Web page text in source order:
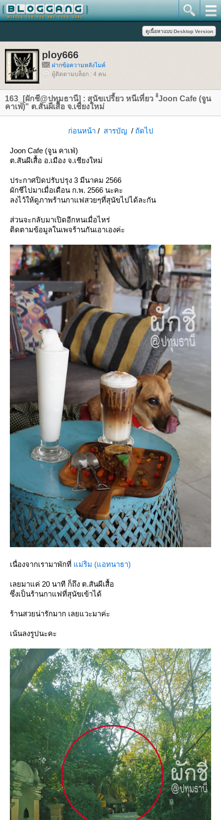
ploy666
ฝากข้อความหลังไมค์
ผู้ติดตามบล็อก : 4 คน
163_[ผักชี@ปทุมธานี] : สุนัขเปรี้ยว หนีเที่ยว "๋Joon Cafe (จูน
คาเฟ่)" ต.สันผีเสื้อ จ.เชียงใหม่
ก่อนหน้า / สารบัญ / ถัดไป
Joon Cafe (จูน คาเฟ่)
ต.สันผีเสื้อ อ.เมือง จ.เชียงใหม่
ประกาศปิดปรับปรุง 3 มีนาคม 2566
ผักชีไปมาเมื่อเดือน ก.พ. 2566 นะคะ
ลงไว้ให้ดูภาพร้านกาแฟสวยๆที่สุนัขไปได้ละกัน
ส่วนจะกลับมาเปิดอีกหนเมื่อไหร่
ติดตามข้อมูลในเพจร้านกันเอาเองค่ะ
เนื่องจากเรามาพักที่ ม่ริม (แอทนาธา)
เลยมาแค่ 20 นาที ก็ถึง ต.สันผีเสื้อ
ซึ่งเป็นร้านกาแฟที่สุนัขเข้าได้
ร้านสวยน่ารักมาก เลยแวะมาค่ะ
เน้นลงรูปนะคะ